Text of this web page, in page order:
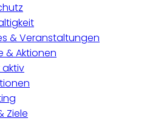
& Veranstaltungen
& Aktionen
aktiv
Ziele